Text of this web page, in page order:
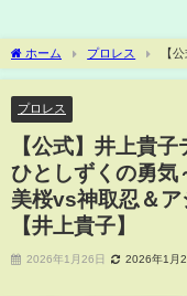
ホーム プロレス
【
くの勇気～「井上貴子＆井上京
プロレス
【公式】井上貴
ひとしずくの勇気
美桜vs神取忍＆ア
【井上貴子】
2026年1月26日 2026年1月